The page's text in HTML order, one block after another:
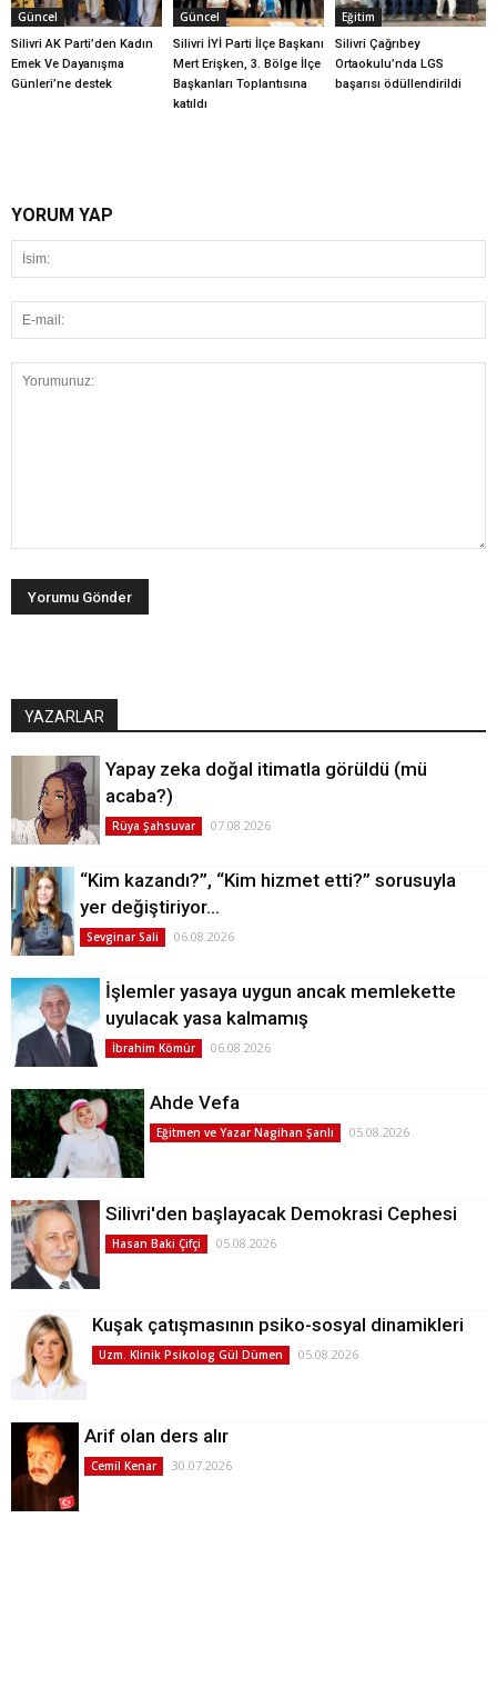
Güncel
Silivri AK Parti’den Kadın
Emek Ve Dayanışma
Günleri’ne destek
Güncel
Silivri İYİ Parti İlçe Başkanı
Mert Erişken, 3. Bölge İlçe
Başkanları Toplantısına
katıldı
Eğitim
Silivri Çağrıbey
Ortaokulu’nda LGS
başarısı ödüllendirildi
YORUM YAP
YAZARLAR
Yapay zeka doğal itimatla görüldü (mü
acaba?)
Rüya Şahsuvar 07.08.2026
“Kim kazandı?”, “Kim hizmet etti?” sorusuyla
yer değiştiriyor…
Sevginar Sali 06.08.2026
İşlemler yasaya uygun ancak memlekette
uyulacak yasa kalmamış
İbrahim Kömür 06.08.2026
Ahde Vefa
Eğitmen ve Yazar Nagihan Şanlı 05.08.2026
Silivri'den başlayacak Demokrasi Cephesi
Hasan Baki Çifçi 05.08.2026
Kuşak çatışmasının psiko-sosyal dinamikleri
Uzm. Klinik Psikolog Gül Dümen 05.08.2026
Arif olan ders alır
Cemil Kenar 30.07.2026